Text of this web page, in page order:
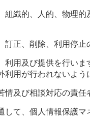
織的、人的、物理
正、削除、利用停
用及び提供を行い
用が行われないよう
及び相談対応の責
て、個人情報保護マ